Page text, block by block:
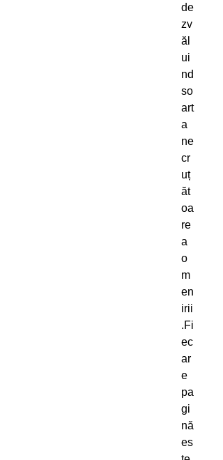
de
zv
ăl
ui
nd
so
art
a
ne
cr
uț
ăt
oa
re
a
o
m
en
irii
.Fi
ec
ar
e
pa
gi
nă
es